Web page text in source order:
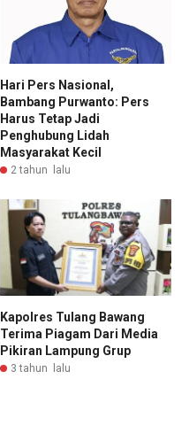
Hari Pers Nasional,
Bambang Purwanto: Pers
Harus Tetap Jadi
Penghubung Lidah
Masyarakat Kecil
2 tahun lalu
Kapolres Tulang Bawang
Terima Piagam Dari Media
Pikiran Lampung Grup
3 tahun lalu